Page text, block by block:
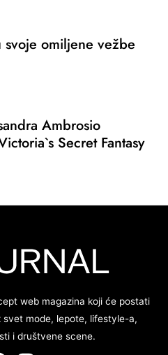
omiljene vežbe
Ambrosio
Secret Fantasy
web magazina koji će postati
mode, lepote, lifestyle-a,
i društvene scene.